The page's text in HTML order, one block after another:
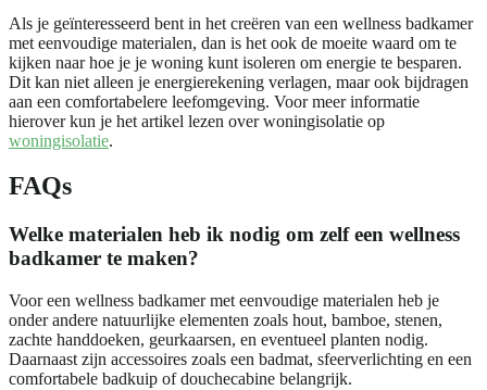
Als je geïnteresseerd bent in het creëren van een wellness badkamer
met eenvoudige materialen, dan is het ook de moeite waard om te
kijken naar hoe je je woning kunt isoleren om energie te besparen.
Dit kan niet alleen je energierekening verlagen, maar ook bijdragen
aan een comfortabelere leefomgeving. Voor meer informatie
hierover kun je het artikel lezen over woningisolatie op
woningisolatie.
FAQs
Welke materialen heb ik nodig om zelf een wellness
badkamer te maken?
Voor een wellness badkamer met eenvoudige materialen heb je
onder andere natuurlijke elementen zoals hout, bamboe, stenen,
zachte handdoeken, geurkaarsen, en eventueel planten nodig.
Daarnaast zijn accessoires zoals een badmat, sfeerverlichting en een
comfortabele badkuip of douchecabine belangrijk.